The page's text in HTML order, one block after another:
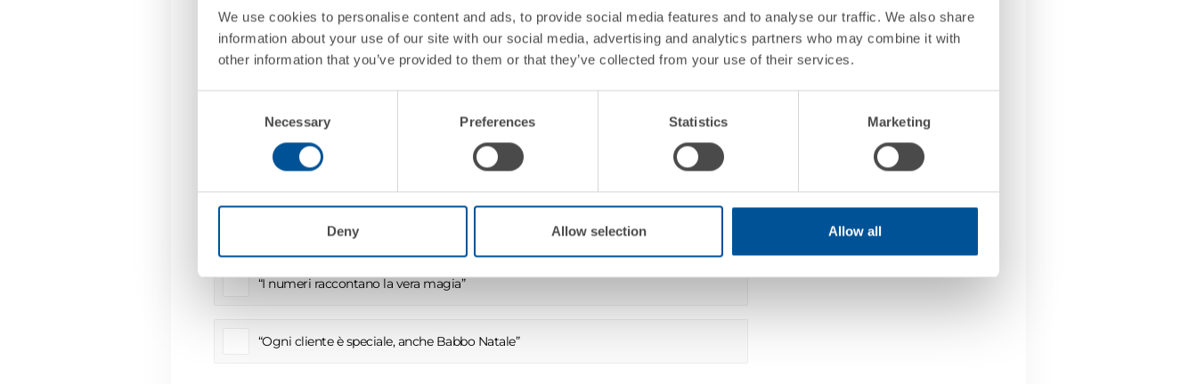
We use cookies to personalise content and ads, to provide social media features and to analyse our traffic. We also share
information about your use of our site with our social media, advertising and analytics partners who may combine it with
other information that you’ve provided to them or that they’ve collected from your use of their services.
Necessary Preferences Statistics Marketing
Deny Allow selection Allow all
Mi baso sui dati per scegliere il regalo perfetto
Il tuo motto natalizio?
“Ordine e armonia sotto ogni fiocco di neve”
“Se non esiste, lo creo io!”
“I numeri raccontano la vera magia”
“Ogni cliente è speciale, anche Babbo Natale”